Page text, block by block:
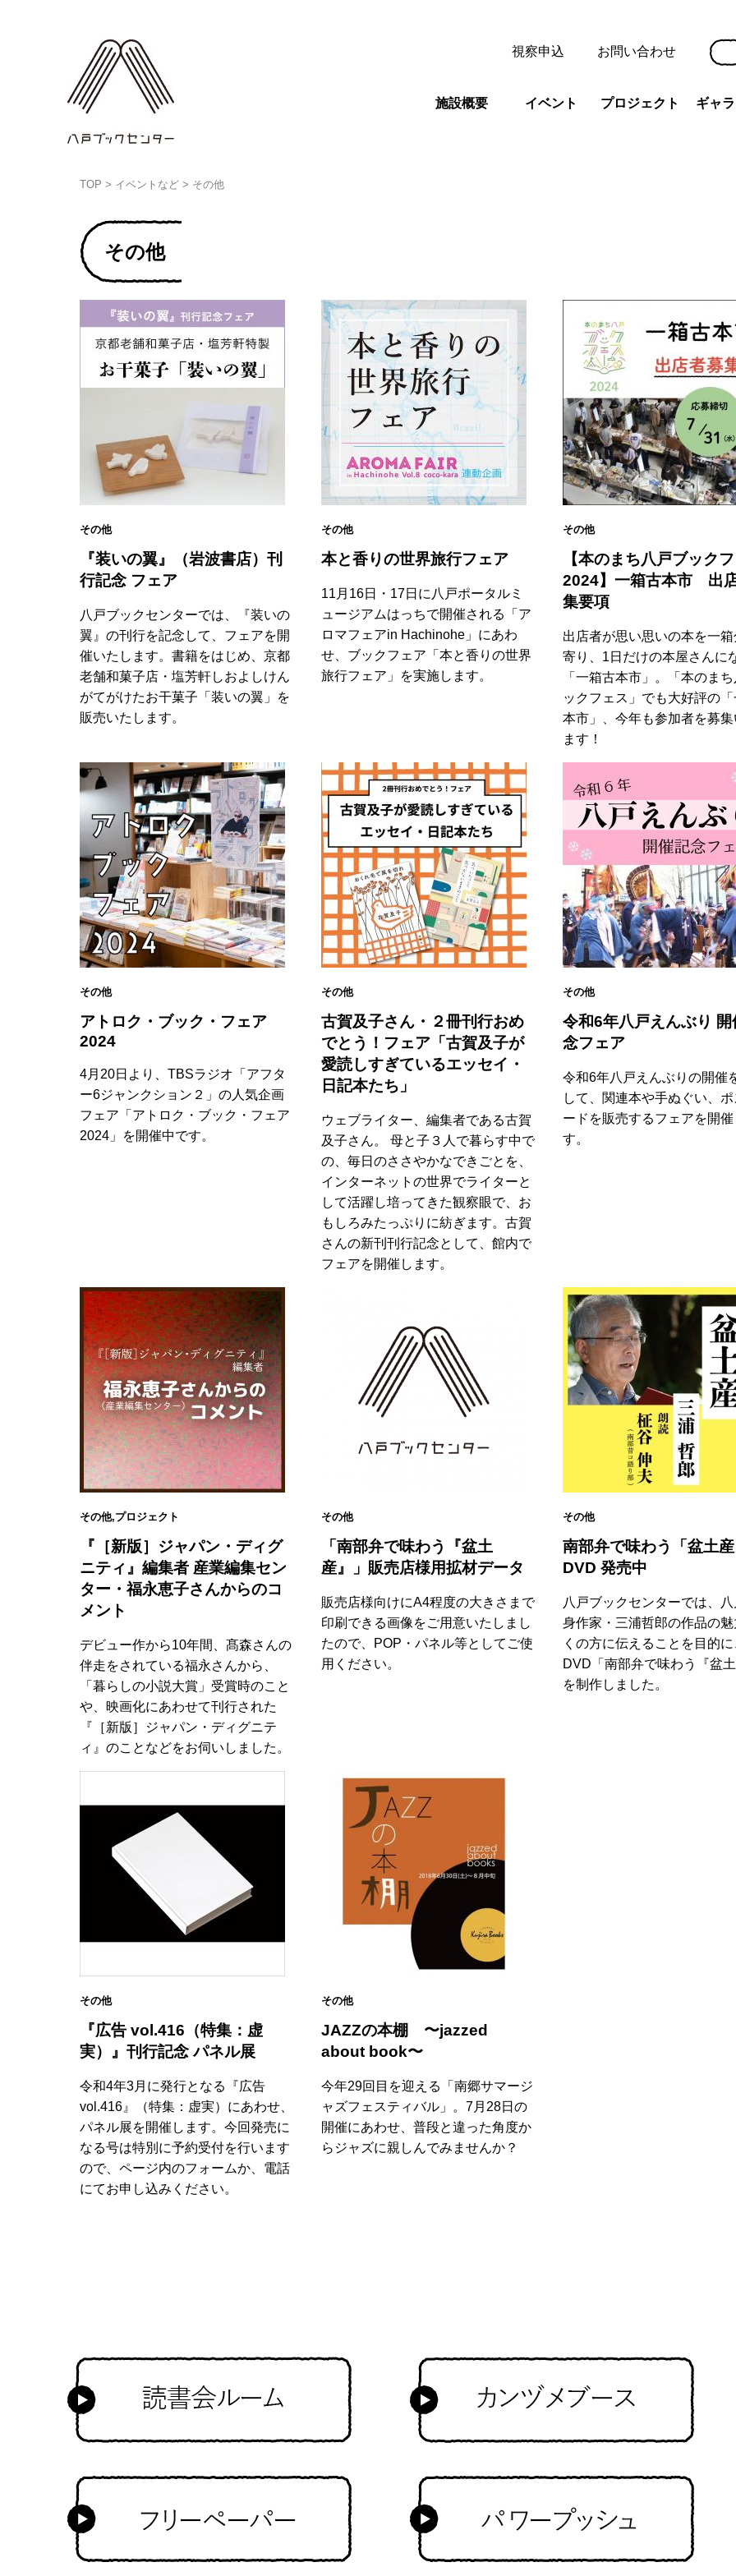
視察申込 お問い合わせ
施設概要 イベント プロジェクト ギャ
TOP > イベントなど > その他
その他
その他
『装いの翼』（岩波書店）刊
行記念 フェア
八戸ブックセンターでは、『装いの
翼』の刊行を記念して、フェアを開
催いたします。書籍をはじめ、京都
老舗和菓子店・塩芳軒しおよしけん
がてがけたお干菓子「装いの翼」を
販売いたします。
その他
本と香りの世界旅行フェア
11月16日・17日に八戸ポータルミ
ュージアムはっちで開催される「ア
ロマフェアin Hachinohe」にあわ
せ、ブックフェア「本と香りの世界
旅行フェア」を実施します。
その他
【本のまち八戸ブック
2024】一箱古本市 出
集要項
出店者が思い思いの本を一
寄り、1日だけの本屋さんに
「一箱古本市」。「本のま
ックフェス」でも大好評の
本市」、今年も参加者を募
ます！
その他
アトロク・ブック・フェア
2024
4月20日より、TBSラジオ「アフタ
ー6ジャンクション２」の人気企画
フェア「アトロク・ブック・フェア
2024」を開催中です。
その他
古賀及子さん・２冊刊行おめ
でとう！フェア「古賀及子が
愛読しすぎているエッセイ・
日記本たち」
ウェブライター、編集者である古賀
及子さん。 母と子３人で暮らす中で
の、毎日のささやかなできごとを、
インターネットの世界でライターと
して活躍し培ってきた観察眼で、お
もしろみたっぷりに紡ぎます。古賀
さんの新刊刊行記念として、館内で
フェアを開催します。
その他
令和6年八戸えんぶり 開
念フェア
令和6年八戸えんぶりの開催
して、関連本や手ぬぐい、
ードを販売するフェアを開
す。
その他,プロジェクト
『［新版］ジャパン・ディグ
ニティ』編集者 産業編集セン
ター・福永恵子さんからのコ
メント
デビュー作から10年間、髙森さんの
伴走をされている福永さんから、
「暮らしの小説大賞」受賞時のこと
や、映画化にあわせて刊行された
『［新版］ジャパン・ディグニテ
ィ』のことなどをお伺いしました。
その他
「南部弁で味わう『盆土
産』」販売店様用拡材データ
販売店様向けにA4程度の大きさまで
印刷できる画像をご用意いたしまし
たので、POP・パネル等としてご使
用ください。
その他
南部弁で味わう「盆土
DVD 発売中
八戸ブックセンターでは、
身作家・三浦哲郎の作品の
くの方に伝えることを目的
DVD「南部弁で味わう『盆
を制作しました。
その他
『広告 vol.416（特集：虚
実）』刊行記念 パネル展
令和4年3月に発行となる『広告
vol.416』（特集：虚実）にあわせ、
パネル展を開催します。今回発売に
なる号は特別に予約受付を行います
ので、ページ内のフォームか、電話
にてお申し込みください。
その他
JAZZの本棚 〜jazzed
about book〜
今年29回目を迎える「南郷サマージ
ャズフェスティバル」。7月28日の
開催にあわせ、普段と違った角度か
らジャズに親しんでみませんか？